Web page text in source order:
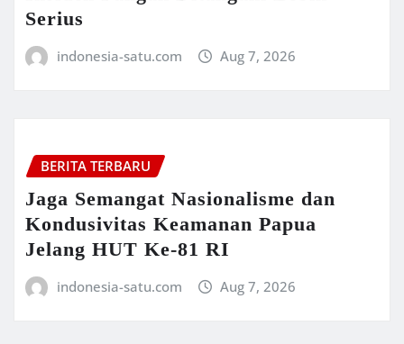
Serius
indonesia-satu.com Aug 7, 2026
BERITA TERBARU
Jaga Semangat Nasionalisme dan
Kondusivitas Keamanan Papua
Jelang HUT Ke-81 RI
indonesia-satu.com Aug 7, 2026